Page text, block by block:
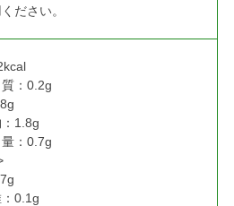
ださい。
：0.2g
1.8g
：0.7g
0.1g